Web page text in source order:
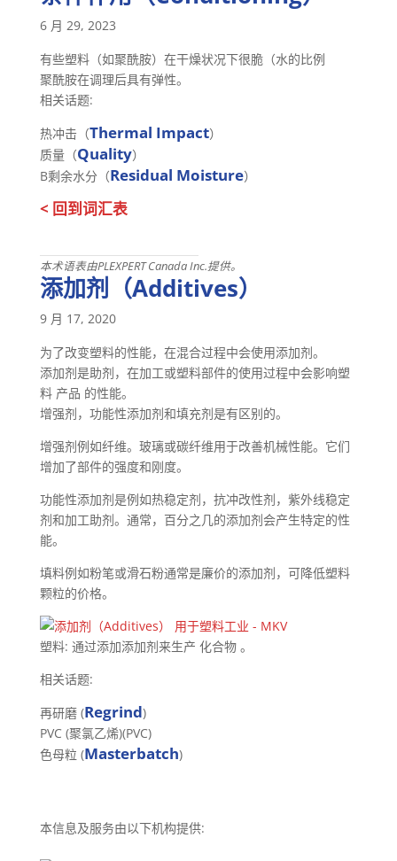
6 月 29, 2023
有些塑料（如聚酰胺）在干燥状况下很脆（水的比例
聚酰胺在调理后具有弹性。
相关话题:
热冲击（Thermal Impact）
质量（Quality）
B剩余水分（Residual Moisture）
< 回到词汇表
本术语表由PLEXPERT Canada Inc.提供。
添加剂（Additives）
9 月 17, 2020
为了改变塑料的性能，在混合过程中会使用添加剂。
添加剂是助剂，在加工或塑料部件的使用过程中会影响塑
料 产品 的性能。
增强剂，功能性添加剂和填充剂是有区别的。
增强剂例如纤维。玻璃或碳纤维用于改善机械性能。它们
增加了部件的强度和刚度。
功能性添加剂是例如热稳定剂，抗冲改性剂，紫外线稳定
剂和加工助剂。通常，百分之几的添加剂会产生特定的性
能。
填料例如粉笔或滑石粉通常是廉价的添加剂，可降低塑料
颗粒的价格。
塑料: 通过添加添加剂来生产 化合物 。
相关话题:
再研磨 (Regrind)
PVC (聚氯乙烯)(PVC)
色母粒 (Masterbatch)
本信息及服务由以下机构提供: